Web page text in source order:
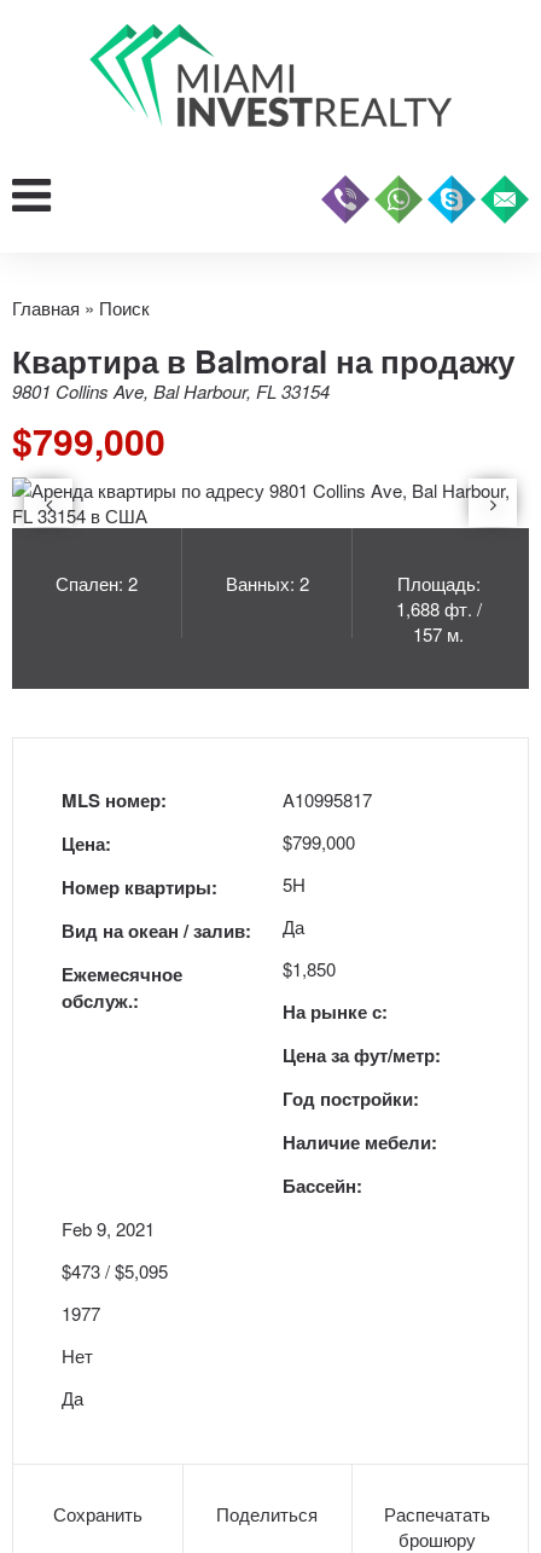
Главная » Поиск
Квартира в Balmoral на продажу
9801 Collins Ave, Bal Harbour, FL 33154
$799,000
Спален: 2 Ванных: 2
Площадь:
1,688 фт. /
157 м.
MLS номер:
Цена:
Номер квартиры:
Вид на океан / залив:
Ежемесячное
обслуж.:
A10995817
$799,000
5H
Да
$1,850
На рынке с:
Цена за фут/метр:
Год постройки:
Наличие мебели:
Бассейн:
Feb 9, 2021
$473 / $5,095
1977
Нет
Да
Сохранить Поделиться
Распечатать
брошюру